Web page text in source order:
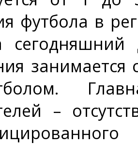
футбола в
сегодняшний
занимается
–